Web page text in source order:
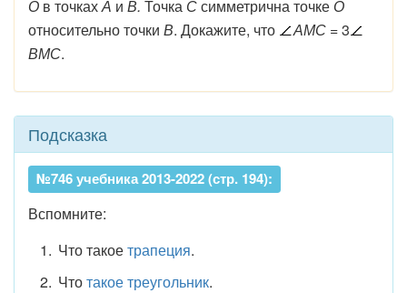
О в точкахА и В. Точка Ссимметрична точке О
относительно точки В. Докажите, что АМС = 3
ВМС.
Подсказка
№746 учебника 2013-2022 (стр. 194):
Вспомните:
Что такоетрапеция.
Чтотакое треугольник.